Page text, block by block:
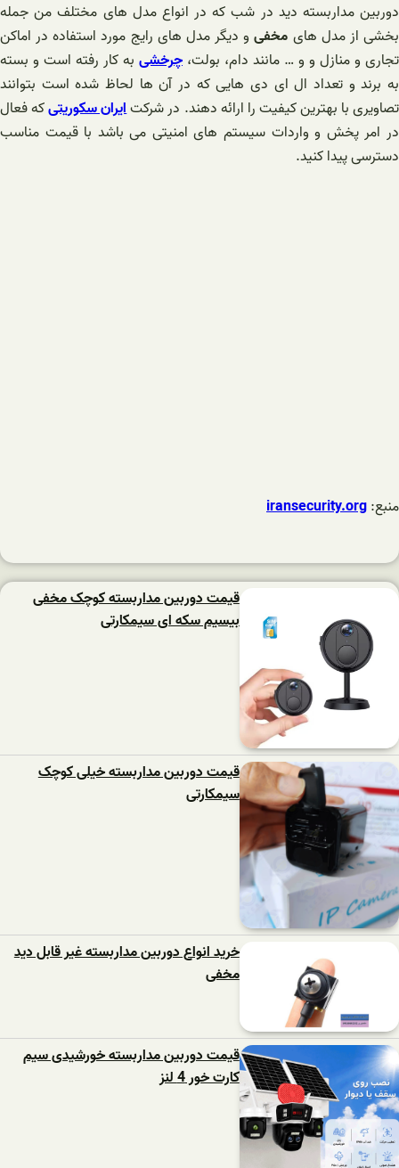
دوربین مداربسته دید در شب که در انواع مدل های مختلف من جمله
بخشی از مدل های مخفیو دیگر مدل های رایج مورد استفاده در اماکن
تجاری و منازل و و … مانند دام، بولت، چرخشی به کار رفته است و بسته
به برند و تعداد ال ای دی هایی که در آن ها لحاظ شده است بتوانند
تصاویری با بهترین کیفیت را ارائه دهند. در شرکتایران سکوریتیکه فعال
در امر پخش و واردات سیستم های امنیتی می باشد با قیمت مناسب
دسترسی پیدا کنید.
منبع:iransecurity.org
قیمت دوربین مداربسته کوچک مخفی
بیسیم سکه ای سیمکارتی
قیمت دوربین مداربسته خیلی کوچک
سیمکارتی
خرید انواع دوربین مداربسته غیر قابل دید
مخفی
قیمت دوربین مداربسته خورشیدی سیم
کارت خور 4 لنز